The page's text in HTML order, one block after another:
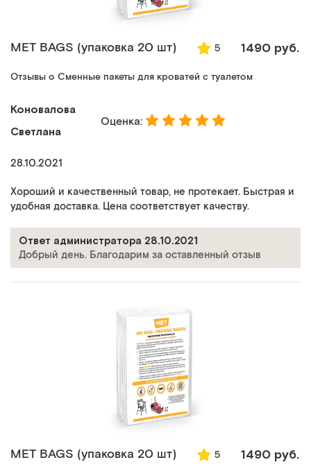
MET BAGS (упаковка 20 шт) 5 1490 руб.
Отзывы о Сменные пакеты для кроватей с туалетом
Коновалова
Светлана
Оценка:
28.10.2021
Хороший и качественный товар, не протекает. Быстрая и
удобная доставка. Цена соответствует качеству.
Ответ администратора 28.10.2021
Добрый день. Благодарим за оставленный отзыв
MET BAGS (упаковка 20 шт) 5 1490 руб.